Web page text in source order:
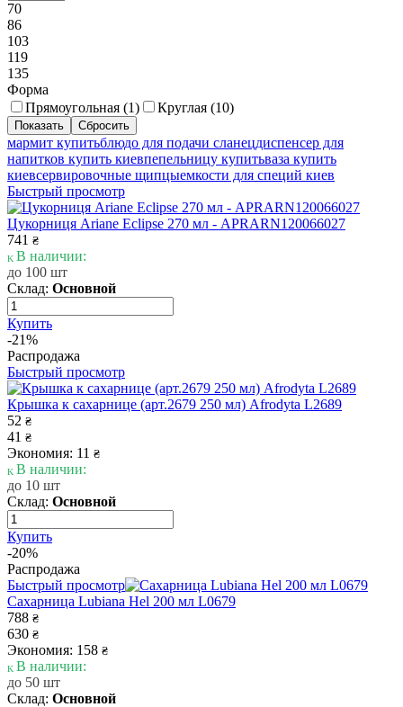
70
86
103
119
135
Форма
Прямоугольная (1) Круглая (10)
мармит купитьблюдо для подачи сланецдиспенсер для
напитков купить киевпепельницу купитьваза купить
киевсервировочные щипцыемкости для специй киев
Быстрый просмотр
Цукорниця Ariane Eclipse 270 мл - APRARN120066027
741 ₴
В наличии:
до 100 шт
Склад: Основной
Купить
-21%
Распродажа
Быстрый просмотр
Крышка к сахарнице (арт.2679 250 мл) Afrodyta L2689
52 ₴
41 ₴
Экономия: 11 ₴
В наличии:
до 10 шт
Склад: Основной
Купить
-20%
Распродажа
Быстрый просмотр
Сахарница Lubiana Hel 200 мл L0679
788 ₴
630 ₴
Экономия: 158 ₴
В наличии:
до 50 шт
Склад: Основной